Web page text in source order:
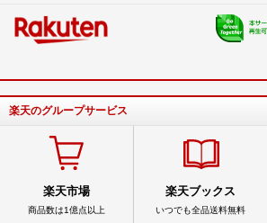
楽天のグループサービス
楽天市場
商品数は1億点以上
楽天ブックス
いつでも全品送料無料